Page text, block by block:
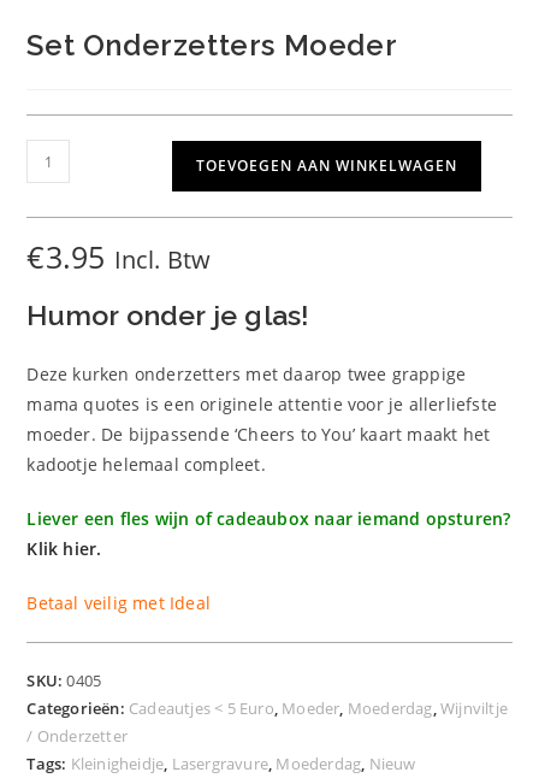
Set Onderzetters Moeder
Set
Onderzetters
Moeder
aantal
TOEVOEGEN AAN WINKELWAGEN
€3.95 Incl. Btw
Humor onder je glas!
Deze kurken onderzetters met daarop twee grappige
mama quotes is een originele attentie voor je allerliefste
moeder. De bijpassende ‘Cheers to You’ kaart maakt het
kadootje helemaal compleet.
Liever een fles wijn of cadeaubox naar iemand opsturen?
Klik hier.
Betaal veilig met Ideal
SKU:0405
Categorieën: Cadeautjes < 5 Euro, Moeder, Moederdag,Wijnviltje
/ Onderzetter
Tags: Kleinigheidje, Lasergravure, Moederdag, Nieuw